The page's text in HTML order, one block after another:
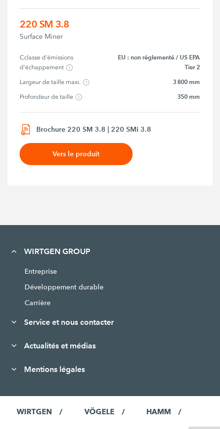
220 SM 3.8
Surface Miner
Cclasse d'émissions
d'échappement
EU : non réglementé / US EPA
Tier 2
Largeur de taille maxi. 3 800 mm
Profondeur de taille 350 mm
Brochure 220 SM 3.8 | 220 SMi 3.8
Vers le produit
WIRTGEN GROUP
Entreprise
Développement durable
Carrière
Service et nous contacter
Actualités et médias
Mentions légales
WIRTGEN VÖGELE HAMM